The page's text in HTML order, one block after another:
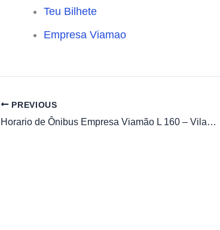
Teu Bilhete
Empresa Viamao
PREVIOUS
Horario de Ônibus Empresa Viamão L 160 – Vila Elza